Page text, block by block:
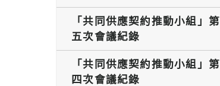
「共同供應契約推動小組」第
五次會議紀錄
「共同供應契約推動小組」第
四次會議紀錄